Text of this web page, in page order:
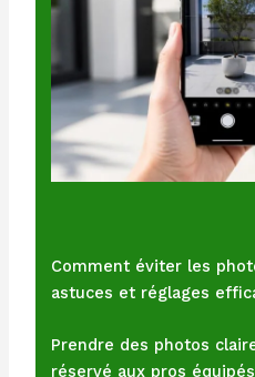
Comment éviter les
astuces et réglages
Prendre des photos
réservé aux pros